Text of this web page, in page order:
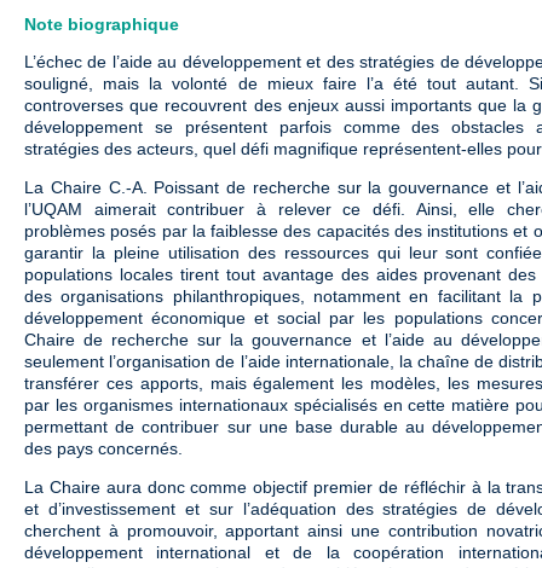
Note biographique
L’échec de l’aide au développement et des stratégies de
souligné, mais la volonté de mieux faire l’a été tout autant.
controverses que recouvrent des enjeux aussi importants que la
développement se présentent parfois comme des obstacles
stratégies des acteurs, quel défi magnifique représentent-elles
La Chaire C.-A. Poissant de recherche sur la gouvernance et
l’UQAM aimerait contribuer à relever ce défi. Ainsi, elle
problèmes posés par la faiblesse des capacités des institutions et
garantir la pleine utilisation des ressources qui leur sont
populations locales tirent tout avantage des aides provenant
des organisations philanthropiques, notamment en facilitant la
développement économique et social par les populations
Chaire de recherche sur la gouvernance et l’aide au
seulement l’organisation de l’aide internationale, la chaîne de
transférer ces apports, mais également les modèles, les
par les organismes internationaux spécialisés en cette matière
permettant de contribuer sur une base durable au
des pays concernés.
La Chaire aura donc comme objectif premier de réfléchir à la
et d’investissement et sur l’adéquation des stratégies de
cherchent à promouvoir, apportant ainsi une contribution
développement international et de la coopération